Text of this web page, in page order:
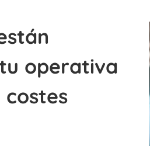
operativa